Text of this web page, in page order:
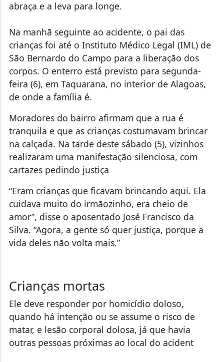
abraça e a leva para longe.
Na manhã seguinte ao acidente, o pai das
crianças foi até o Instituto Médico Legal (IML) de
São Bernardo do Campo para a liberação dos
corpos. O enterro está previsto para segunda-
feira (6), em Taquarana, no interior de Alagoas,
de onde a família é.
Moradores do bairro afirmam que a rua é
tranquila e que as crianças costumavam brincar
na calçada. Na tarde deste sábado (5), vizinhos
realizaram uma manifestação silenciosa, com
cartazes pedindo justiça
“Eram crianças que ficavam brincando aqui. Ela
cuidava muito do irmãozinho, era cheio de
amor”, disse o aposentado José Francisco da
Silva. “Agora, a gente só quer justiça, porque a
vida deles não volta mais.”
Crianças mortas
Ele deve responder por homicídio doloso,
quando há intenção ou se assume o risco de
matar, e lesão corporal dolosa, já que havia
outras pessoas próximas ao local do acident